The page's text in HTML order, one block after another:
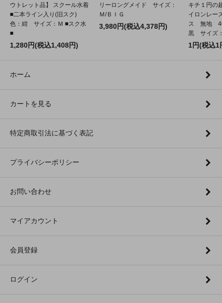
ウトレット品】 スクール水着
■二本ライン入り(旧スク)
色：紺 サイズ：Ｍ ■スク水
■
1,280円(税込1,408円)
リーロングメイド サイズ：
Ｍ/ＢＩＧ
3,980円(税込4,378円)
キチ１円の
イロンレー
ス 無地
黒 サイズ
1円(税込1
ホーム
カートを見る
特定商取引法に基づく表記
プライバシーポリシー
お問い合わせ
マイアカウント
会員登録
ログイン